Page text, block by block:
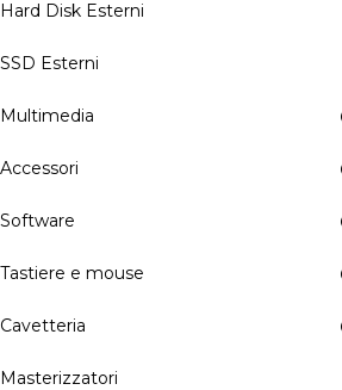
Hard Disk Esterni
SSD Esterni
Multimedia
Accessori
Software
Tastiere e mouse
Cavetteria
Masterizzatori